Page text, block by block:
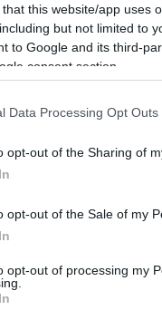
that this website/app uses
but not limited to
to Google and its third-
consent section.
Data Processing Opt Outs
opt-out of the Sharing of
opt-out of the Sale of my
opt-out of processing my
abban ő
valóban
mert akkor oda
ketten?
parttalanná a
vagy stílus, és én
- igazán adja